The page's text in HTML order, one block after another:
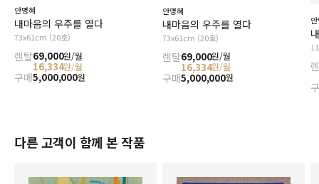
안명혜
내마음의 우주를 열다
73x61cm (20호)
렌탈69,000원/월
16,334원/월
구매5,000,000원
안명혜
내마음의 우주를 열다
73x61cm (20호)
렌탈69,000원/월
16,334원/월
구매5,000,000원
다른 고객이 함께 본 작품